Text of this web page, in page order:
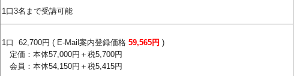
1口3名まで受講可能
1口 62,700円 ( E-Mail案内登録価格 59,565円 )
定価：本体57,000円＋税5,700円
会員：本体54,150円＋税5,415円